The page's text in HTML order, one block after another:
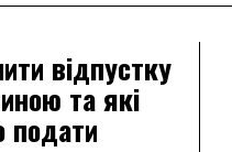
відпустку
та які
подати